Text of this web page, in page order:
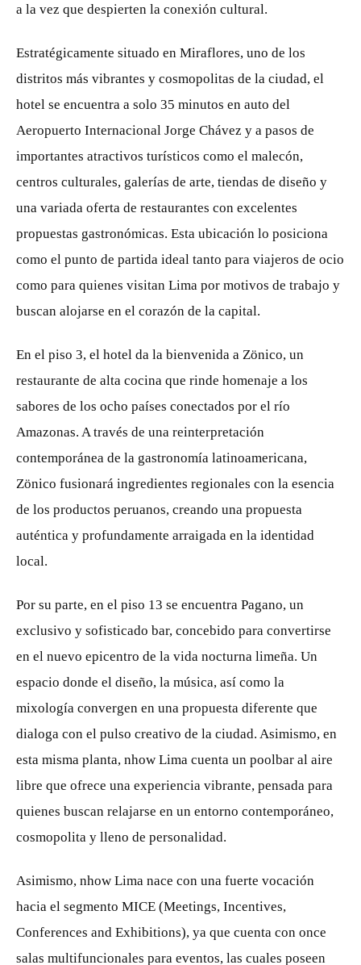
a la vez que despierten la conexión cultural.
Estratégicamente situado en Miraflores, uno de los
distritos más vibrantes y cosmopolitas de la ciudad, el
hotel se encuentra a solo 35 minutos en auto del
Aeropuerto Internacional Jorge Chávez y a pasos de
importantes atractivos turísticos como el malecón,
centros culturales, galerías de arte, tiendas de diseño y
una variada oferta de restaurantes con excelentes
propuestas gastronómicas. Esta ubicación lo posiciona
como el punto de partida ideal tanto para viajeros de ocio
como para quienes visitan Lima por motivos de trabajo y
buscan alojarse en el corazón de la capital.
En el piso 3, el hotel da la bienvenida a Zönico, un
restaurante de alta cocina que rinde homenaje a los
sabores de los ocho países conectados por el río
Amazonas. A través de una reinterpretación
contemporánea de la gastronomía latinoamericana,
Zönico fusionará ingredientes regionales con la esencia
de los productos peruanos, creando una propuesta
auténtica y profundamente arraigada en la identidad
local.
Por su parte, en el piso 13 se encuentra Pagano, un
exclusivo y sofisticado bar, concebido para convertirse
en el nuevo epicentro de la vida nocturna limeña. Un
espacio donde el diseño, la música, así como la
mixología convergen en una propuesta diferente que
dialoga con el pulso creativo de la ciudad. Asimismo, en
esta misma planta, nhow Lima cuenta un poolbar al aire
libre que ofrece una experiencia vibrante, pensada para
quienes buscan relajarse en un entorno contemporáneo,
cosmopolita y lleno de personalidad.
Asimismo, nhow Lima nace con una fuerte vocación
hacia el segmento MICE (Meetings, Incentives,
Conferences and Exhibitions), ya que cuenta con once
salas multifuncionales para eventos, las cuales poseen